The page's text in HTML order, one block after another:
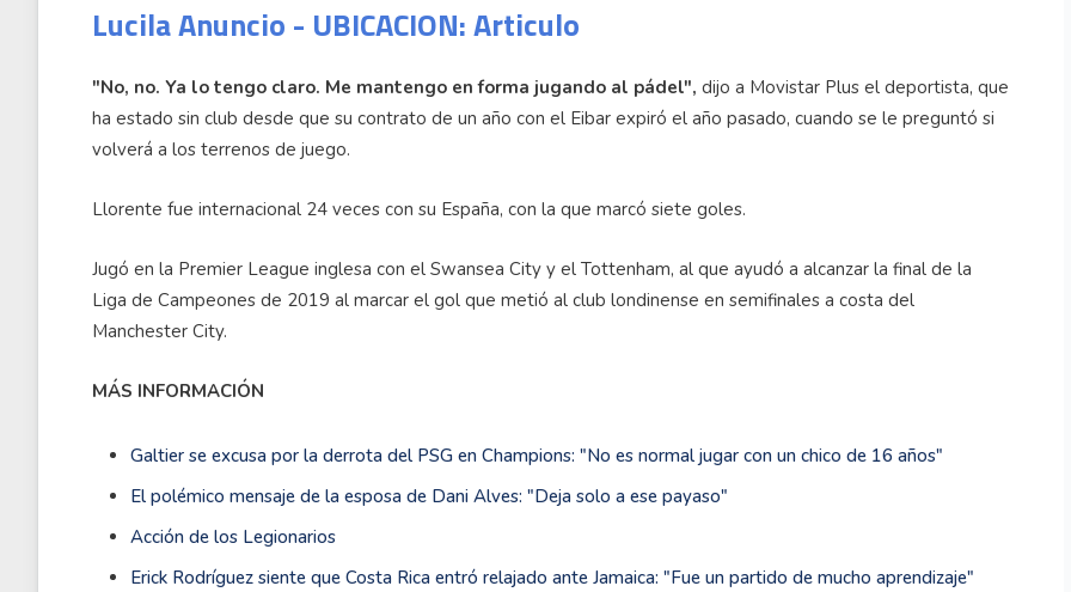
Lucila Anuncio - UBICACION: Articulo
"No, no. Ya lo tengo claro. Me mantengo en forma jugando al pádel", dijo a Movistar Plus el deportista, que
ha estado sin club desde que su contrato de un año con el Eibar expiró el año pasado, cuando se le preguntó si
volverá a los terrenos de juego.
Llorente fue internacional 24 veces con su España, con la que marcó siete goles.
Jugó en la Premier League inglesa con el Swansea City y el Tottenham, al que ayudó a alcanzar la final de la
Liga de Campeones de 2019 al marcar el gol que metió al club londinense en semifinales a costa del
Manchester City.
MÁS INFORMACIÓN
Galtier se excusa por la derrota del PSG en Champions: "No es normal jugar con un chico de 16 años"
El polémico mensaje de la esposa de Dani Alves: "Deja solo a ese payaso"
Acción de los Legionarios
Erick Rodríguez siente que Costa Rica entró relajado ante Jamaica: "Fue un partido de mucho aprendizaje"